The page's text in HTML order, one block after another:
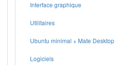
Interface graphique
Utilitaires
Ubuntu minimal + Mate Desktop
Logiciels